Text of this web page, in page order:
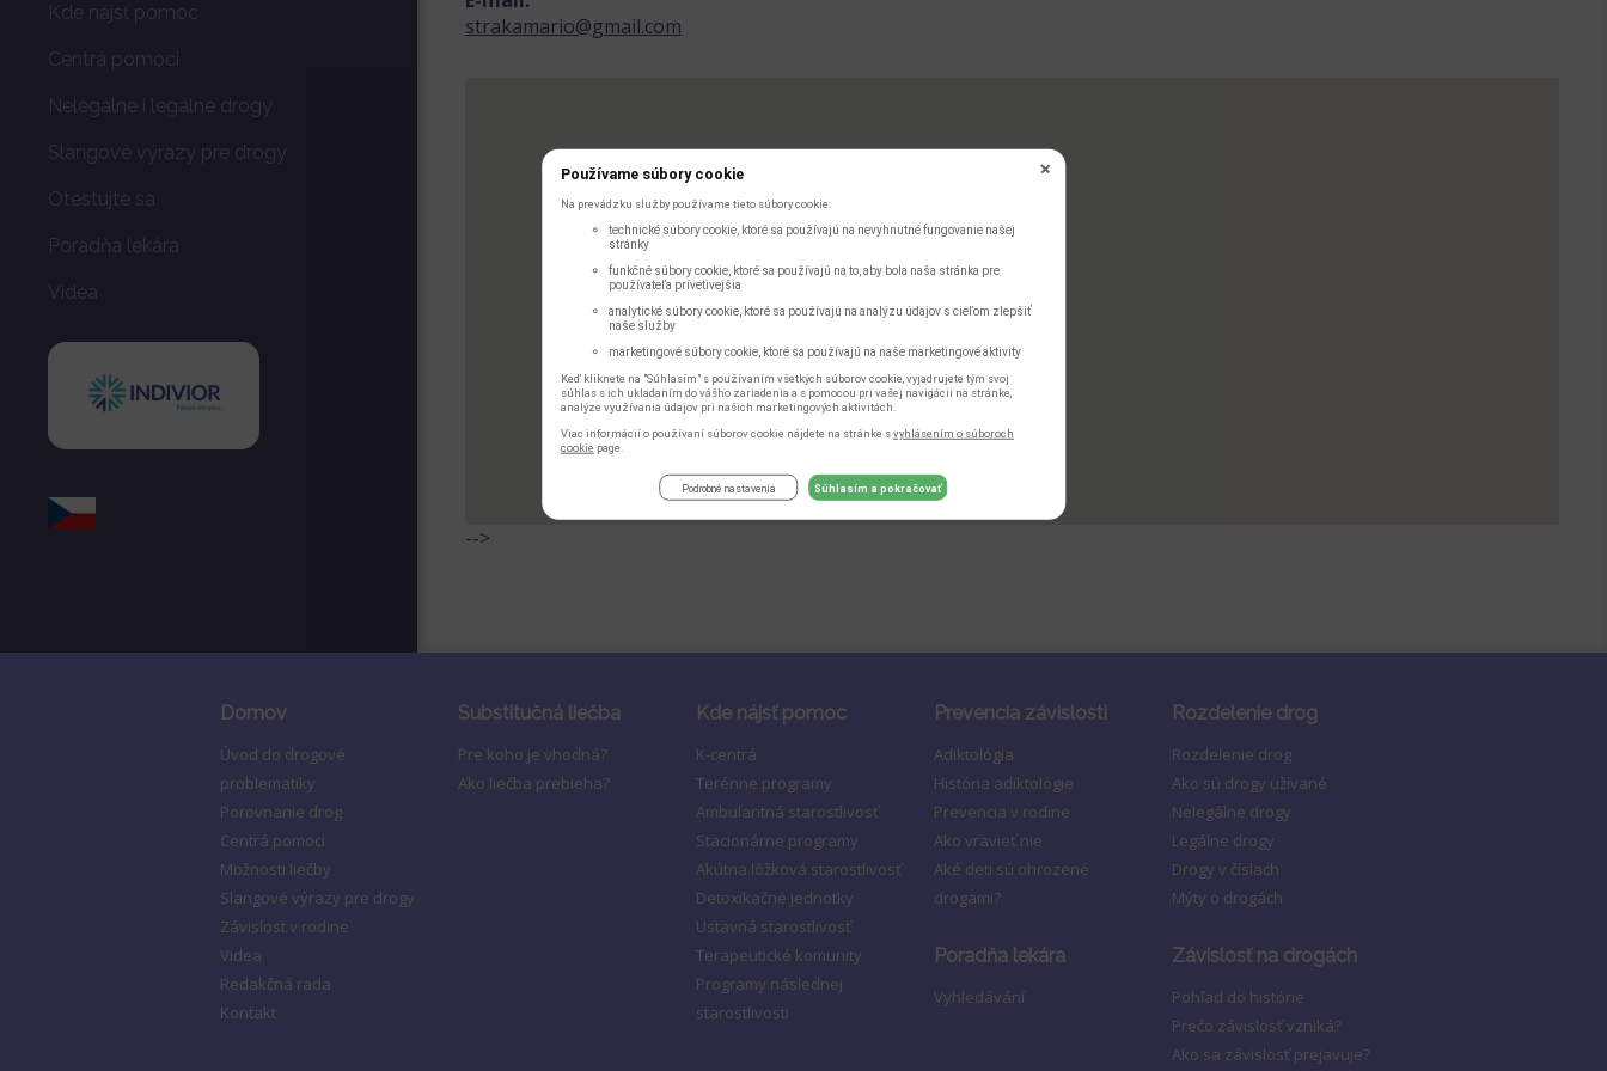
Kde nájsť pomoc
Centrá pomoci
Nelegálne i legálne drogy
Slangové výrazy pre drogy
Otestujte sa
Poradňa lekára
Videa
strakamario@gmail.com
-->
Domov
Úvod do drogové
problematiky
Porovnanie drog
Centrá pomoci
Možnosti liečby
Slangové výrazy pre drogy
Závislost v rodine
Videa
Redakčná rada
Kontakt
Substitučná liečba
Pre koho je vhodná?
Ako liečba prebieha?
Kde nájsť pomoc
K-centrá
Terénne programy
Ambulantná starostlivosť
Stacionárne programy
Akútna lôžková starostlivosť
Detoxikačné jednotky
Ústavná starostlivosť
Terapeutické komunity
Programy následnej
starostlivosti
Prevencia závislosti
Adiktológia
História adiktológie
Prevencia v rodine
Ako vravieť nie
Aké deti sú ohrozené
drogami?
Rozdelenie drog
Rozdelenie drog
Ako sú drogy užívané
Nelegálne drogy
Legálne drogy
Drogy v číslach
Mýty o drogách
Poradňa lekára
Vyhledávání
Závislosť na drogách
Pohľad do histórie
Prečo závislosť vzniká?
Ako sa závislosť prejavuje?
Používame súbory cookie
Na prevádzku služby používame tieto súbory cookie:
technické súbory cookie, ktoré sa používajú na nevyhnutné fungovanie našej
stránky
funkčné súbory cookie, ktoré sa používajú na to, aby bola naša stránka pre
používateľa prívetivejšia
analytické súbory cookie, ktoré sa používajú na analýzu údajov s cieľom zlepšiť
naše služby
marketingové súbory cookie, ktoré sa používajú na naše marketingové aktivity
Keď kliknete na "Súhlasím" s používaním všetkých súborov cookie, vyjadrujete tým svoj
súhlas s ich ukladaním do vášho zariadenia a s pomocou pri vašej navigácii na stránke,
analýze využívania údajov pri našich marketingových aktivitách.
Viac informácií o používaní súborov cookie nájdete na stránke svyhlásením o súboroch
cookie page.
Podrobné nastavenia Súhlasím a pokračovať